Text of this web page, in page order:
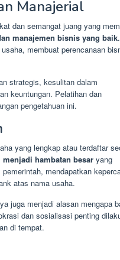
Manajerial
dan semangat juang yang
manajemen bisnis yang baik
membuat perencanaan
strategis, kesulitan dalam
keuntungan. Pelatihan dan
pengetahuan ini.
yang lengkap atau terdaftar
hambatan besar yang
mendapatkan
atas nama usaha.
juga menjadi alasan mengapa
dan sosialisasi penting
di tempat.